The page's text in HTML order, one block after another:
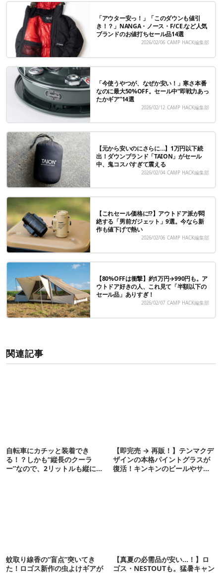
「アウター安っ！」「このダウンも値引
き！？」NANGA・ノース・F/CE.など人気
ブランドのお値打ちセール品14選
2026/02/06 CAMP HACK編集部
「今使うやつが、なぜか安い！」寒さ本番
なのに最大50%OFF。セール中“即戦力あっ
たかギア”14選
2026/02/12 CAMP HACK編集部
【元から安いのにさらに…】1万円以下続
出！ダウンブランド「TAION」がセール
中、鬼コスパすぎて震える
2026/02/04 CAMP HACK編集部
【これセール価格に!?】アウトドア派が悶
絶する「男前ガジェット」9選。今なら新
作も値下げで熱い
2026/02/06 CAMP HACK編集部
【80%OFFは衝撃】約1万円→990円も。ア
ウトドア好きの人、これ見て「半額以下の
セール品」ありすぎ！
2026/02/07 CAMP HACK編集部
関連記事
自転車にカチッと装着でき
る！？しかも“縦長のクーラ
ー”なので、2リットルも縦に入
【即完売 → 再販！】テンマクデ
ザインの本格パイントグラスが
復活！キンキンのビールやサワ
蚊取り線香の“盲点”突いてき
た！ロゴス新作の虫よけギアが
【真夏の必需品が安い…！】ロ
ゴス・NESTOUTも。猛暑キャン